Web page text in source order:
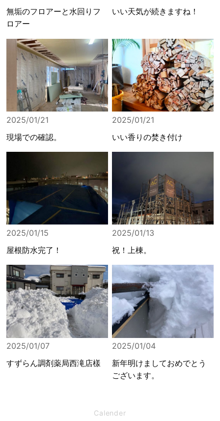
無垢のフロアーと水回りフ
ロアー
いい天気が続きますね！
2025/01/21
現場での確認。
2025/01/21
いい香りの焚き付け
2025/01/15
屋根防水完了！
2025/01/13
祝！上棟。
2025/01/07
すずらん調剤薬局西滝店樣
2025/01/04
新年明けましておめでとう
ございます。
Calender